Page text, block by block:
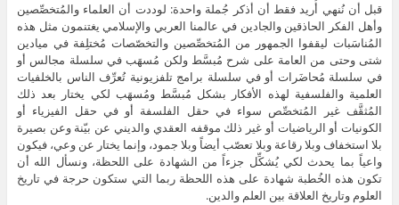
قبل أن نُنهي أُريد فقط أن أذكر جُملة واحدة: لوددت أن العلماء والمُتخصِّصين
وأهل الفكر الحاذقين والجادين في عالمنا العربي والإسلامي يغتنمون مثل هذه
المُناسَبات ليقفوا الجمهور من المُتخصِّصين والتخصّصات مُختلِفة في ميادين
شتى وحتى من العامة على شرح مُبسَّط ولكن مُسهَب في سلسلة مجالس أو
في سلسلة مُحاضَرات أو في سلسلة برامج تلفزيونية تُعرِّف الناس بالخلفيات
العلمية والفلسفية لهذه الأفكار بشكل مُبسَّط ومُسهَب لكي يختار بعد ذلك
المُثقَّف غير المُتخصِّص سواء في حقل الفلسفة أو في حقل الفيزياء أو
الكونيات أو الرياضيات أو غير ذلك موقفه العقدي والديني عن بيّنة وعن بصيرة
بلا استخفاف وبلا رقاعة وبلا تعصّب أيضاً وبلا جمود، وإنما يختار عن وعي، فيكون
واعياً بما يحدث لكي يُشكِّل جزءاً من الشهادة على اللحظة، ونسأل الله أن
تكون هذه الخُطبة شهادة على هذه اللحظة ربما التي ستكون حرجة في تاريخ
العلوم وتاريخ العلاقة بين العلم والدين.